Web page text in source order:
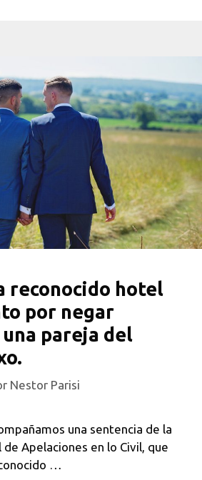
reconocido hotel
por negar
pareja del
Nestor Parisi
una sentencia de la
de Apelaciones en lo Civil, que
…